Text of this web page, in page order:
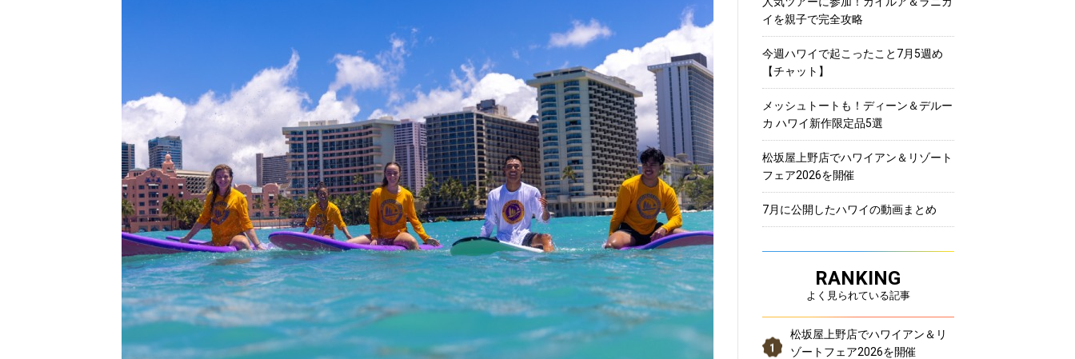
イを親子で完全攻略
今週ハワイで起こったこと7月5週め
【チャット】
メッシュトートも！ディーン＆デルー
カ ハワイ新作限定品5選
松坂屋上野店でハワイアン＆リゾート
フェア2026を開催
7月に公開したハワイの動画まとめ
RANKING
よく見られている記事
松坂屋上野店でハワイアン＆リ
ゾートフェア2026を開催